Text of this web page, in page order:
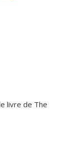
livre de The